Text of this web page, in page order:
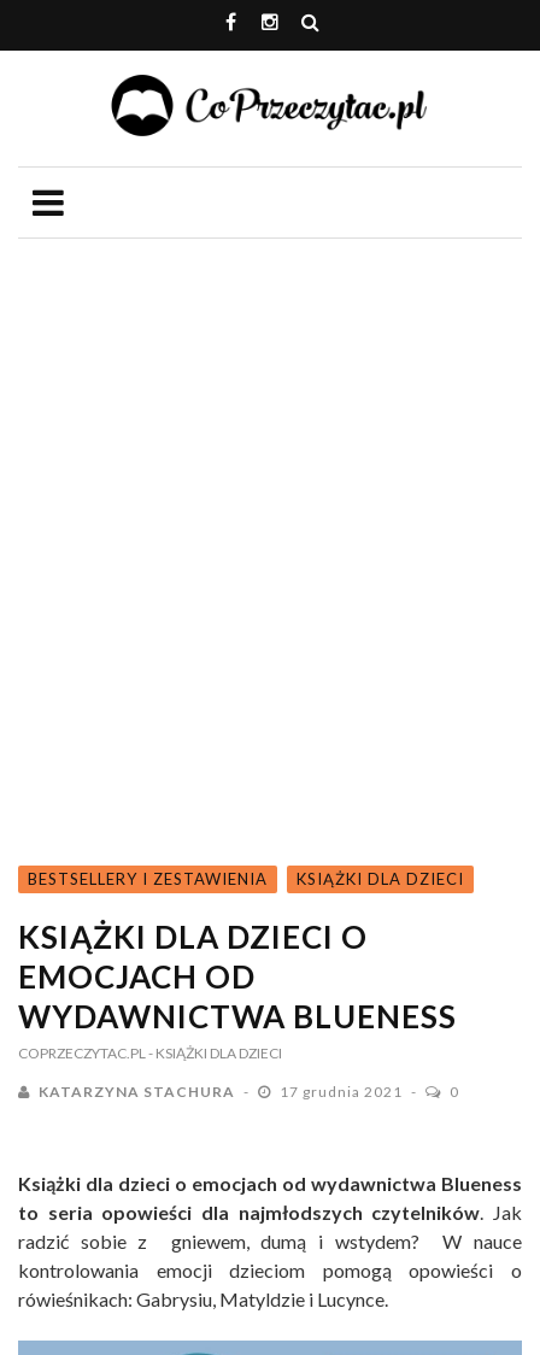
BESTSELLERY I ZESTAWIENIA KSIĄŻKI DLA DZIECI
KSIĄŻKI DLA DZIECI O
EMOCJACH OD
WYDAWNICTWA BLUENESS
COPRZECZYTAC.PL - KSIĄŻKI DLA DZIECI
KATARZYNA STACHURA 17 grudnia 2021 0
Książki dla dzieci o emocjach od wydawnictwa Blueness
to seria opowieści dla najmłodszych czytelników. Jak
radzić sobie z gniewem, dumą i wstydem? W nauce
kontrolowania emocji dzieciom pomogą opowieści o
rówieśnikach: Gabrysiu, Matyldzie i Lucynce.